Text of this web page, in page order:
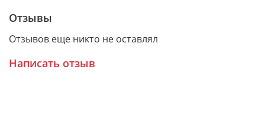
Каждая икона размещается в красивой деревянной
шкатулке из натурального дерева с откидной
крышкой и замочком.
Очень удобно для особого подарка!
Отзывы
Отзывов еще никто не оставлял
Написать отзыв